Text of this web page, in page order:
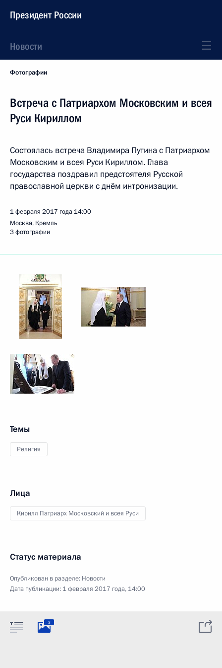
Президент России
Новости
Фотографии
Встреча с Патриархом Московским и всея
Руси Кириллом
Состоялась встреча Владимира Путина с Патриархом
Московским и всея Руси Кириллом. Глава
государства поздравил предстоятеля Русской
православной церкви с днём интронизации.
1 февраля 2017 года 14:00
Москва, Кремль
3 фотографии
Темы
Религия
Лица
Кирилл Патриарх Московский и всея Руси
Статус материала
Опубликован в разделе: Новости
Дата публикации: 1 февраля 2017 года, 14:00
3